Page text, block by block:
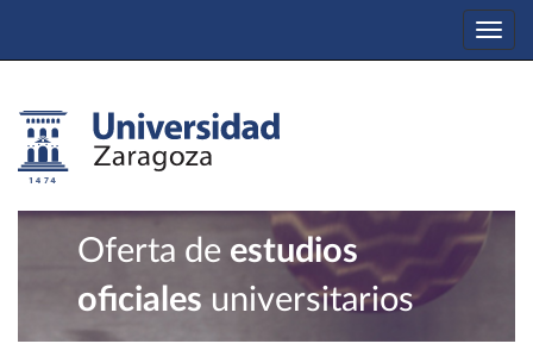
Oferta de estudios
oficiales universitarios